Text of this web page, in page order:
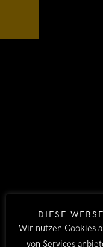
DIESE
Wir nutzen Cookies
von Services